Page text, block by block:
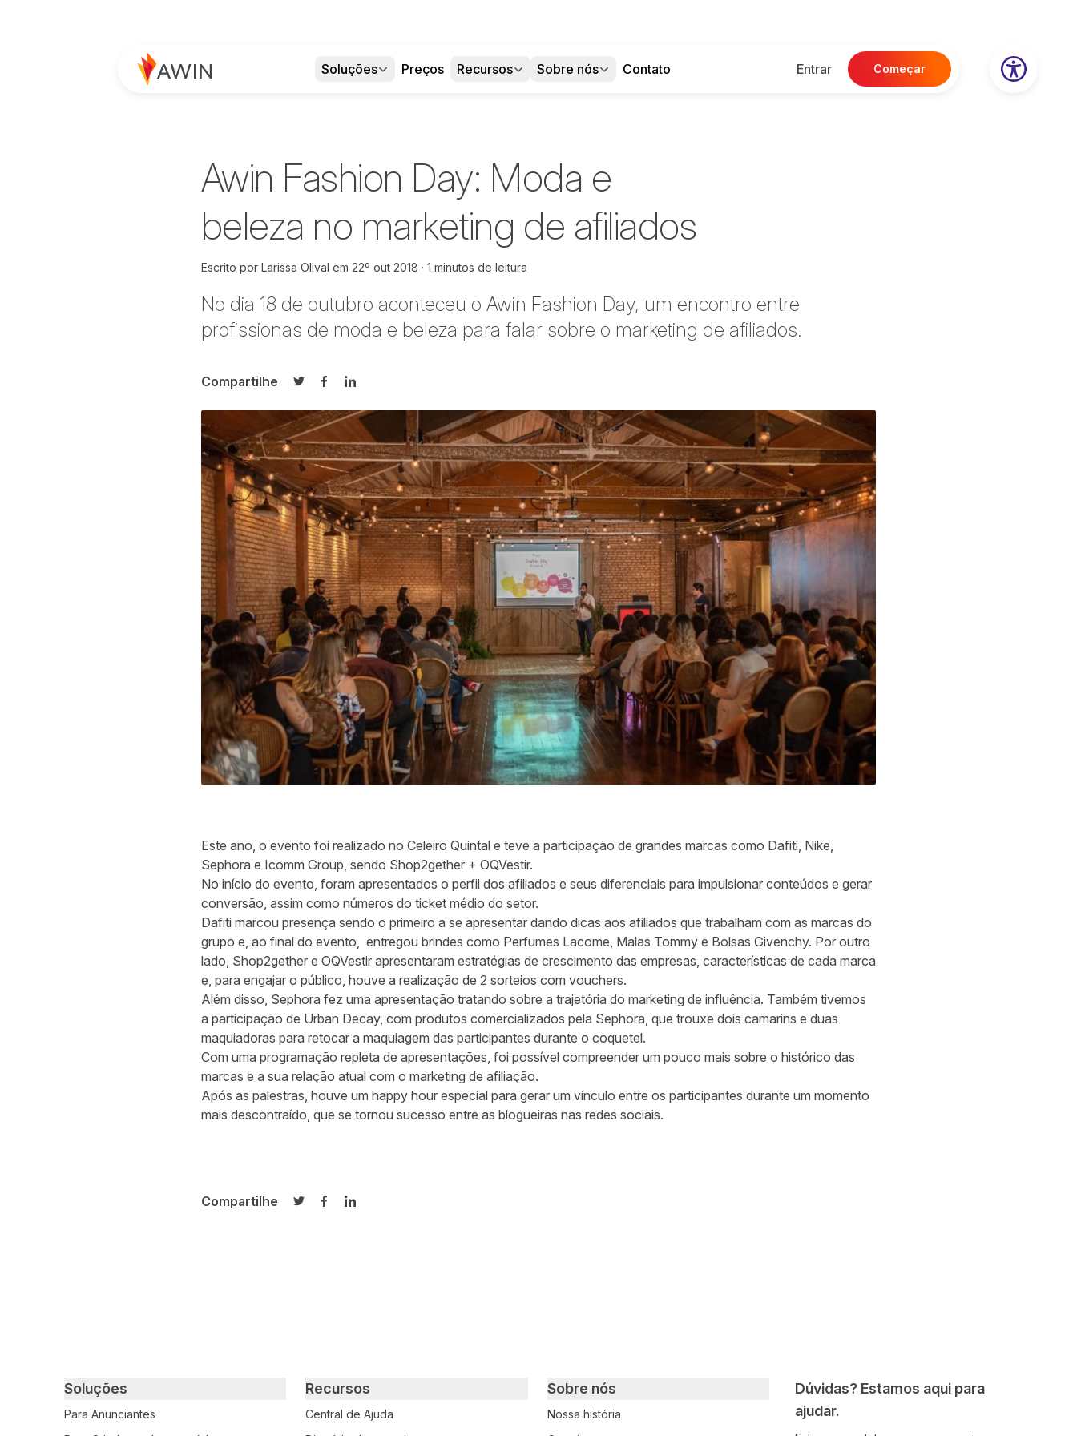
Soluções Preços Recursos Sobre nós Contato Entrar Começar
Awin Fashion Day: Moda e
beleza no marketing de afiliados
Escrito por Larissa Olival em 22º out 2018 1 minutos de leitura
No dia 18 de outubro aconteceu o Awin Fashion Day, um encontro entre
profissionas de moda e beleza para falar sobre o marketing de afiliados.
Compartilhe
Compartilhar no Twitter
Compartilhar no Facebook
Compartilhar no LinkedIn
Este ano, o evento foi realizado no Celeiro Quintal e teve a participação de grandes marcas como Dafiti, Nike,
Sephora e Icomm Group, sendo Shop2gether + OQVestir.
No início do evento, foram apresentados o perfil dos afiliados e seus diferenciais para impulsionar conteúdos e gerar
conversão, assim como números do ticket médio do setor.
Dafiti marcou presença sendo o primeiro a se apresentar dando dicas aos afiliados que trabalham com as marcas do
grupo e, ao final do evento, entregou brindes como Perfumes Lacome, Malas Tommy e Bolsas Givenchy. Por outro
lado, Shop2gether e OQVestir apresentaram estratégias de crescimento das empresas, características de cada marca
e, para engajar o público, houve a realização de 2 sorteios com vouchers.
Além disso, Sephora fez uma apresentação tratando sobre a trajetória do marketing de influência. Também tivemos
a participação de Urban Decay, com produtos comercializados pela Sephora, que trouxe dois camarins e duas
maquiadoras para retocar a maquiagem das participantes durante o coquetel.
Com uma programação repleta de apresentações, foi possível compreender um pouco mais sobre o histórico das
marcas e a sua relação atual com o marketing de afiliação.
Após as palestras, houve um happy hour especial para gerar um vínculo entre os participantes durante um momento
mais descontraído, que se tornou sucesso entre as blogueiras nas redes sociais.
Compartilhe
Compartilhar no Twitter
Compartilhar no Facebook
Compartilhar no LinkedIn
Dúvidas? Estamos aqui para
ajudar.
Primary footer navigation
Soluções
Para Anunciantes
Recursos
Central de Ajuda
Sobre nós
Nossa história